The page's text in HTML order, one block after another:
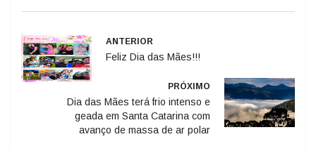
ANTERIOR
Feliz Dia das Mães!!!
PRÓXIMO
Dia das Mães terá frio intenso e
geada em Santa Catarina com
avanço de massa de ar polar